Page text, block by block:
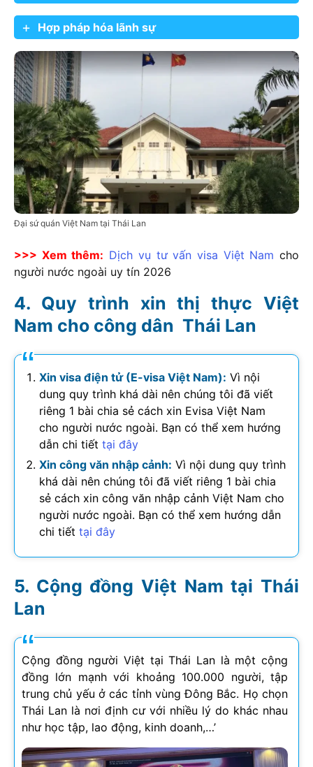
Hợp pháp hóa lãnh sự
Đại sứ quán Việt Nam tại Thái Lan
>>> Xem thêm: Dịch vụ tư vấn visa Việt Nam cho
người nước ngoài uy tín 2026
Quy trình xin thị thực Việt
Nam cho công dân Thái Lan
Xin visa điện tử (E-visa Việt Nam): Vì nội
dung quy trình khá dài nên chúng tôi đã viết
riêng 1 bài chia sẻ cách xin Evisa Việt Nam
cho người nước ngoài. Bạn có thể xem hướng
dẫn chi tiết tại đây
Xin công văn nhập cảnh: Vì nội dung quy trình
khá dài nên chúng tôi đã viết riêng 1 bài chia
sẻ cách xin công văn nhập cảnh Việt Nam cho
người nước ngoài. Bạn có thể xem hướng dẫn
chi tiết tại đây
Cộng đồng Việt Nam tại Thái
Lan
Cộng đồng người Việt tại Thái Lan là một cộng
đồng lớn mạnh với khoảng 100.000 người, tập
trung chủ yếu ở các tỉnh vùng Đông Bắc. Họ chọn
Thái Lan là nơi định cư với nhiều lý do khác nhau
như học tập, lao động, kinh doanh,…’